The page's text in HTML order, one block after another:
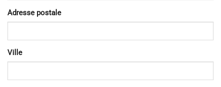
Adresse postale
Ville